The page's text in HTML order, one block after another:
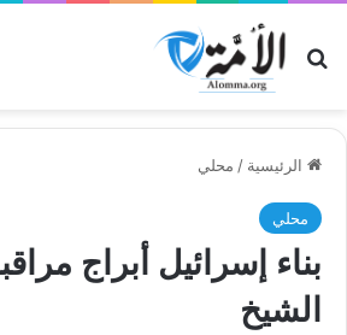
بحث عن
الرئيسية / محلي
محلي
بناء إسرائيل أبراج
الشيخ